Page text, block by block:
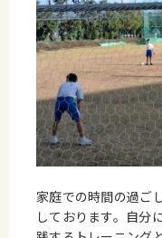
家庭での時間の過ご
しております。自分